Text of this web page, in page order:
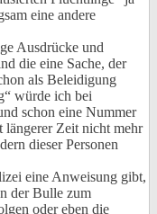
eine andere
Ausdrücke und
die eine Sache, der
als Beleidigung
würde ich bei
schon eine Nummer
längerer Zeit nicht mehr
dieser Personen
eine Anweisung gibt,
der Bulle zum
oder eben die